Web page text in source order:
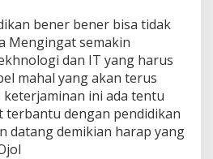
bener bener bisa tidak
Mengingat semakin
dan IT yang harus
mahal yang akan terus
ini ada tentu
terbantu dengan pendidikan
datang demikian harap yang